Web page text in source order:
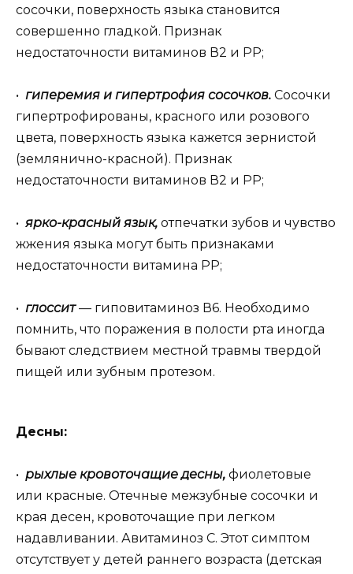
сосочки, поверхность языка становится
совершенно гладкой. Признак
недостаточности витаминов В2 и РР;
• гиперемия и гипертрофия сосочков. Сосочки
гипертрофированы, красного или розового
цвета, поверхность языка кажется зернистой
(землянично-красной). Признак
недостаточности витаминов В2 и РР;
• ярко-красный язык, отпечатки зубов и чувство
жжения языка могут быть признаками
недостаточности витамина РР;
• глоссит— гиповитаминоз В6. Необходимо
помнить, что поражения в полости рта иногда
бывают следствием местной травмы твердой
пищей или зубным протезом.
Десны:
• рыхлые кровоточащие десны, фиолетовые
или красные. Отечные межзубные сосочки и
края десен, кровоточащие при легком
надавливании. Авитаминоз С. Этот симптом
отсутствует у детей раннего возраста (детская